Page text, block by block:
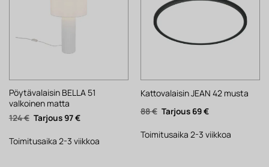
Pöytävalaisin BELLA 51
valkoinen matta
124€ Alkuperäinen
hinta
124 €.
97€Nykyinen
97 €.
Toimitusaika 2-3 viikkoa
Kattovalaisin JEAN 42 musta
88€ Alkuperäinen
hinta
88 €.
69€Nykyinen
69 €.
Toimitusaika 2-3 viikkoa